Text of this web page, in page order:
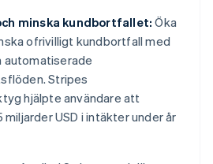
minska kundbortfallet: Öka
ofrivilligt kundbortfall med
automatiserade
Stripes
hjälpte användare att
USD i intäkter under år